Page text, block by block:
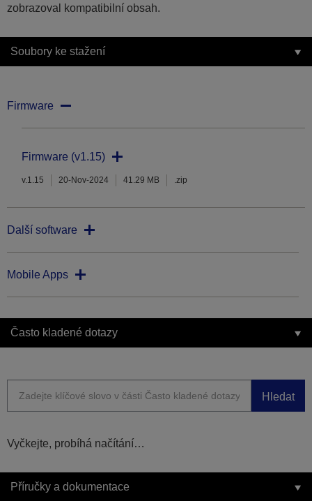
zobrazoval kompatibilní obsah.
Soubory ke stažení
Firmware
Firmware (v1.15)
v.1.15 20-Nov-2024 41.29 MB .zip
Další software
Mobile Apps
Často kladené dotazy
Hledat
Vyčkejte, probíhá načítání…
Příručky a dokumentace